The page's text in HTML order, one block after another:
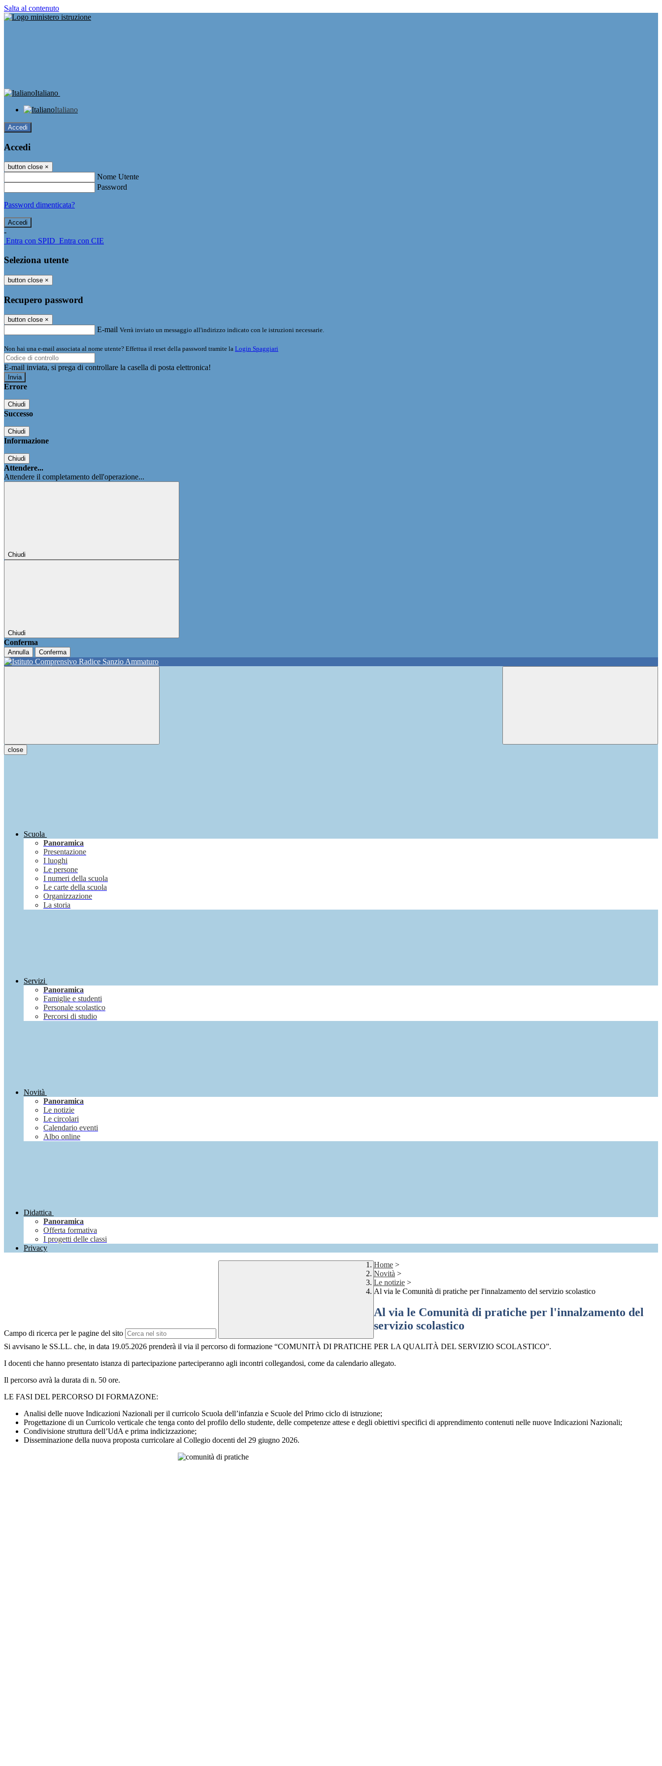
Salta al contenuto
Italiano
Italiano
Accedi
Accedi
button close ×
Nome Utente
Password
Password dimenticata?
-
Entra con SPID Entra con CIE
Seleziona utente
button close ×
Recupero password
button close ×
E-mail Verrà inviato un messaggio all'indirizzo indicato con le istruzioni necessarie.
Non hai una e-mail associata al nome utente? Effettua il reset della password tramite la Login Spaggiari
E-mail inviata, si prega di controllare la casella di posta elettronica!
Errore
Chiudi
Successo
Chiudi
Informazione
Chiudi
Attendere...
Attendere il completamento dell'operazione...
Chiudi
Chiudi
Conferma
Annulla Conferma
close
Scuola
Panoramica
Presentazione
I luoghi
Le persone
I numeri della scuola
Le carte della scuola
Organizzazione
La storia
Servizi
Panoramica
Famiglie e studenti
Personale scolastico
Percorsi di studio
Novità
Panoramica
Le notizie
Le circolari
Calendario eventi
Albo online
Didattica
Panoramica
Offerta formativa
I progetti delle classi
Privacy
Campo di ricerca per le pagine del sito
Home >
Novità >
Le notizie >
Al via le Comunità di pratiche per l'innalzamento del servizio scolastico
Al via le Comunità di pratiche per l'innalzamento del
servizio scolastico
Si avvisano le SS.LL. che, in data 19.05.2026 prenderà il via il percorso di formazione “COMUNITÀ DI PRATICHE PER LA QUALITÀ DEL SERVIZIO SCOLASTICO”.
I docenti che hanno presentato istanza di partecipazione parteciperanno agli incontri collegandosi, come da calendario allegato.
Il percorso avrà la durata di n. 50 ore.
LE FASI DEL PERCORSO DI FORMAZONE:
Analisi delle nuove Indicazioni Nazionali per il curricolo Scuola dell’infanzia e Scuole del Primo ciclo di istruzione;
Progettazione di un Curricolo verticale che tenga conto del profilo dello studente, delle competenze attese e degli obiettivi specifici di apprendimento contenuti nelle nuove Indicazioni Nazionali;
Condivisione struttura dell’UdA e prima indicizzazione;
Disseminazione della nuova proposta curricolare al Collegio docenti del 29 giugno 2026.